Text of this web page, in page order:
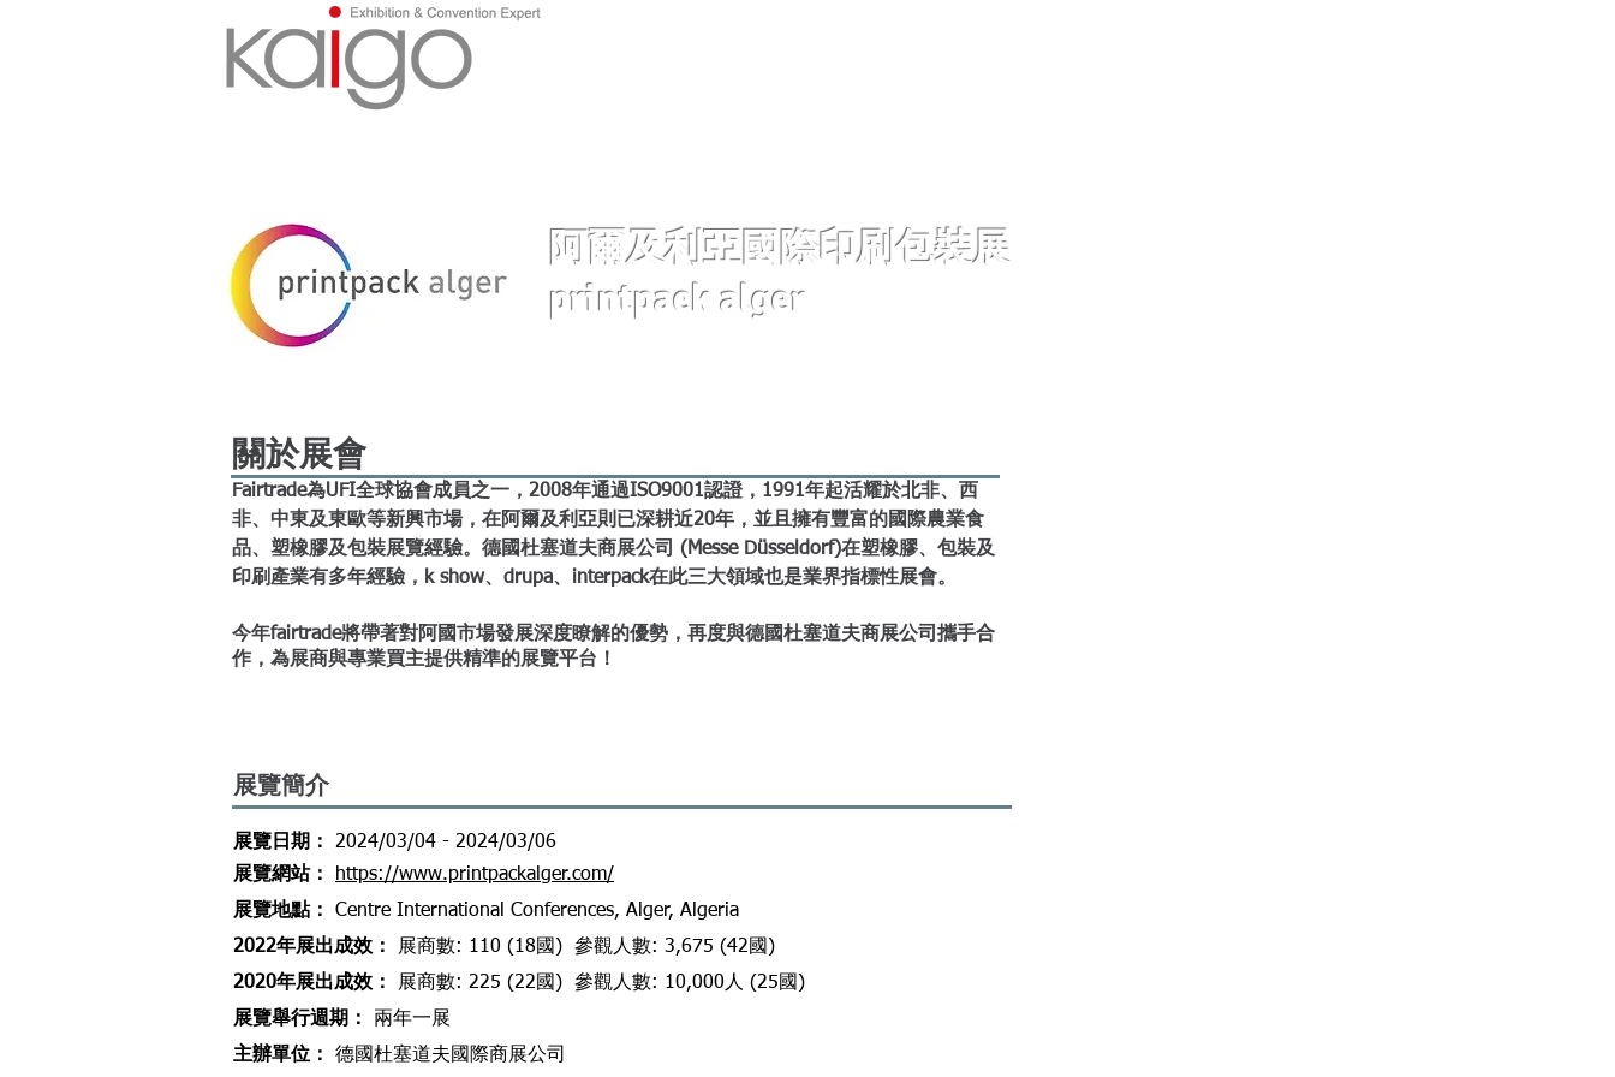
阿爾及利亞國際印刷包裝展
printpack alger
關於展會
Fairtrade為UFI全球協會成員之一，2008年通過ISO9001認證，1991年起活耀於北非、西
非、中東及東歐等新興市場，在阿爾及利亞則已深耕近20年，並且擁有豐富的國際農業食
品、塑橡膠及包裝展覽經驗。德國杜塞道夫商展公司 (Messe Düsseldorf)在塑橡膠、包裝及
印刷產業有多年經驗，k show、drupa、interpack在此三大領域也是業界指標性展會。
今年fairtrade將帶著對阿國市場發展深度瞭解的優勢，再度與德國杜塞道夫商展公司攜手合
作，為展商與專業買主提供精準的展覽平台！
展覽簡介
​展覽日期：
2024/03/04 - 2024/03/06
​展覽網站：
https://www.printpackalger.com/
​展覽地點：
Centre International Conferences, Alger, Algeria
2022年展出成效 ：
展商數: 110 (18國) 參觀人數: 3,675 (42國)
2020年展出成效 ：
展商數: 225 (22國) 參觀人數: 10,000人 (25國)
展覽舉行週期 ： 兩年一展
主辦單位 ：
德國杜塞道夫國際商展公司